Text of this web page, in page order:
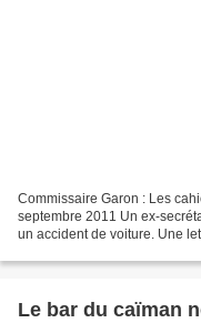
Commissaire Garon : Les
septembre 2011 Un ex-
un accident de voiture. Une
Le bar du caïman